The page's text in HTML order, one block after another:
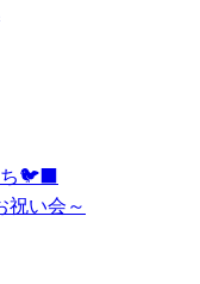
🐦‍⬛
祝い会～